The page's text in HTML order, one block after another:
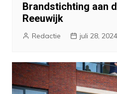
Brandstichting aan
Reeuwijk
Redactie juli 28, 2024